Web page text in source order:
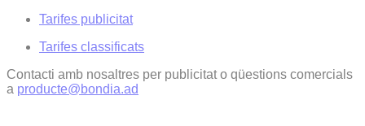
Tarifes publicitat
Tarifes classificats
Contacti amb nosaltres per publicitat o qüestions comercials
a producte@bondia.ad